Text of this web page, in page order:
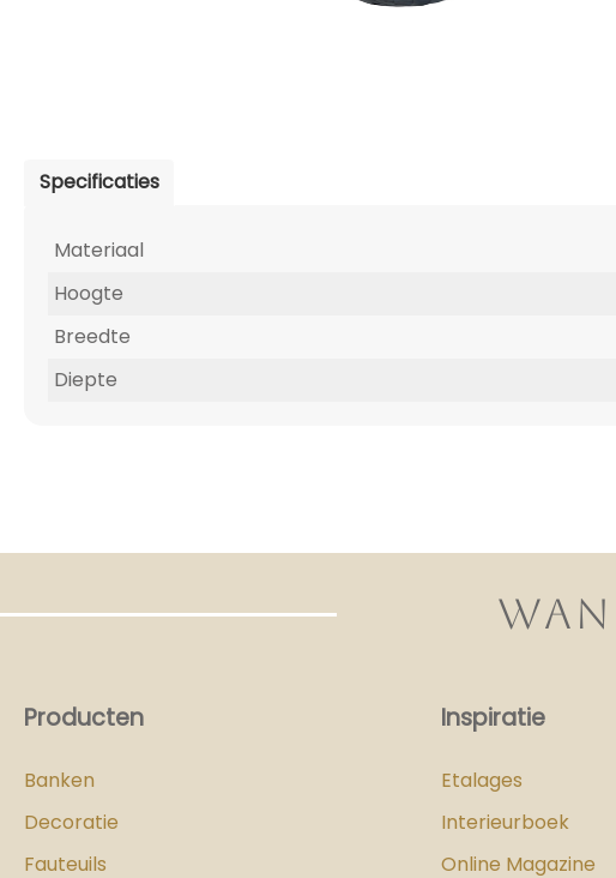
Specificaties
Materiaal
Hoogte
Breedte
Diepte
Producten
Banken
Decoratie
Fauteuils
Inspiratie
Etalages
Interieurboek
Online Magazine